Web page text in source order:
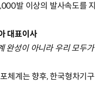
발 이상의 발사속도를
대표이사
완성이 아니라 우리 모두
체계는 향후, 한국형차